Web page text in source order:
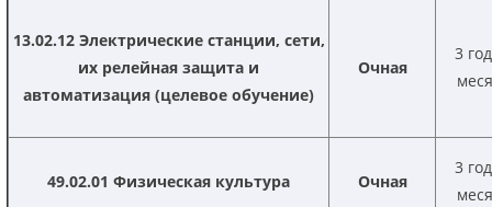
13.02.12 Электрические станции, сети,
их релейная защита и
автоматизация (целевое обучение)
Очная
3
49.02.01 Физическая культура Очная
3